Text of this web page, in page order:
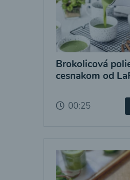
Brokolicová
cesnakom od
00:25